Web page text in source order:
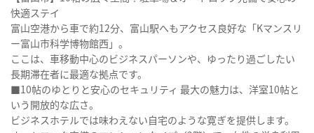
快適ステイ
富山空港から車で約12分、富山駅へもアクセス良好な「Kマンスリ
ー富山市科学博物館西」。
ここは、車移動中心のビジネスパーソンや、ゆったり過ごしたい
長期滞在者に最適な拠点です。
■10帖のゆとりと安心のセキュリティ 最大の魅力は、洋室10帖と
いう開放的な広さ。
ビジネスホテルでは味わえない自宅のような寛ぎを提供します。